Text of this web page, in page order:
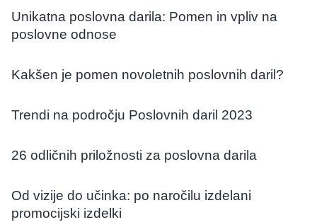
Unikatna poslovna darila: Pomen in vpliv na
poslovne odnose
Kakšen je pomen novoletnih poslovnih daril?
Trendi na področju Poslovnih daril 2023
26 odličnih priložnosti za poslovna darila
Od vizije do učinka: po naročilu izdelani
promocijski izdelki